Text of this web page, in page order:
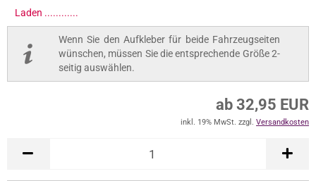
Laden .............
Wenn Sie den Aufkleber für beide Fahrzeugseiten
wünschen, müssen Sie die entsprechende Größe 2-
seitig auswählen.
ab 32,95 EUR
inkl. 19% MwSt. zzgl. Versandkosten